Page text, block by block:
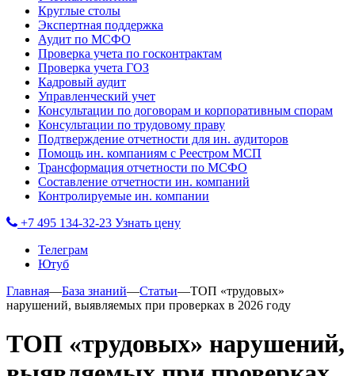
Круглые столы
Экспертная поддержка
Аудит по МСФО
Проверка учета по госконтрактам
Проверка учета ГОЗ
Кадровый аудит
Управленческий учет
Консультации по договорам и корпоративным спорам
Консультации по трудовому праву
Подтверждение отчетности для ин. аудиторов
Помощь ин. компаниям с Реестром МСП
Трансформация отчетности по МСФО
Составление отчетности ин. компаний
Контролируемые ин. компании
+7 495 134-32-23 Узнать цену
Телеграм
Ютуб
Главная—База знаний—Статьи—ТОП «трудовых»
нарушений, выявляемых при проверках в 2026 году
ТОП «трудовых» нарушений,